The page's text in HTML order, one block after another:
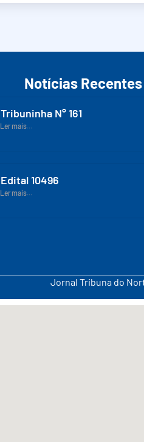
Notícias Recentes
Tribuninha N° 161
Ler mais...
Edital 10496
Ler mais...
Jornal Tribuna do